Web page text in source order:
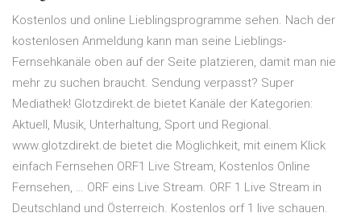
Kostenlos und online Lieblingsprogramme sehen. Nach der
kostenlosen Anmeldung kann man seine Lieblings-
Fernsehkanäle oben auf der Seite platzieren, damit man nie
mehr zu suchen braucht. Sendung verpasst? Super
Mediathek! Glotzdirekt.de bietet Kanäle der Kategorien:
Aktuell, Musik, Unterhaltung, Sport und Regional.
www.glotzdirekt.de bietet die Möglichkeit, mit einem Klick
einfach Fernsehen ORF1 Live Stream, Kostenlos Online
Fernsehen, … ORF eins Live Stream. ORF 1 Live Stream in
Deutschland und Österreich. Kostenlos orf 1 live schauen.